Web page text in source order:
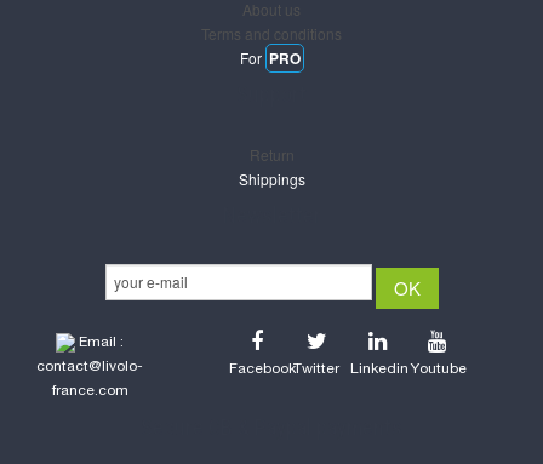
About us
Terms and conditions
For PRO
Return
Shippings
Email :
contact@livolo-
france.com
FacebookTwitter Linkedin Youtube